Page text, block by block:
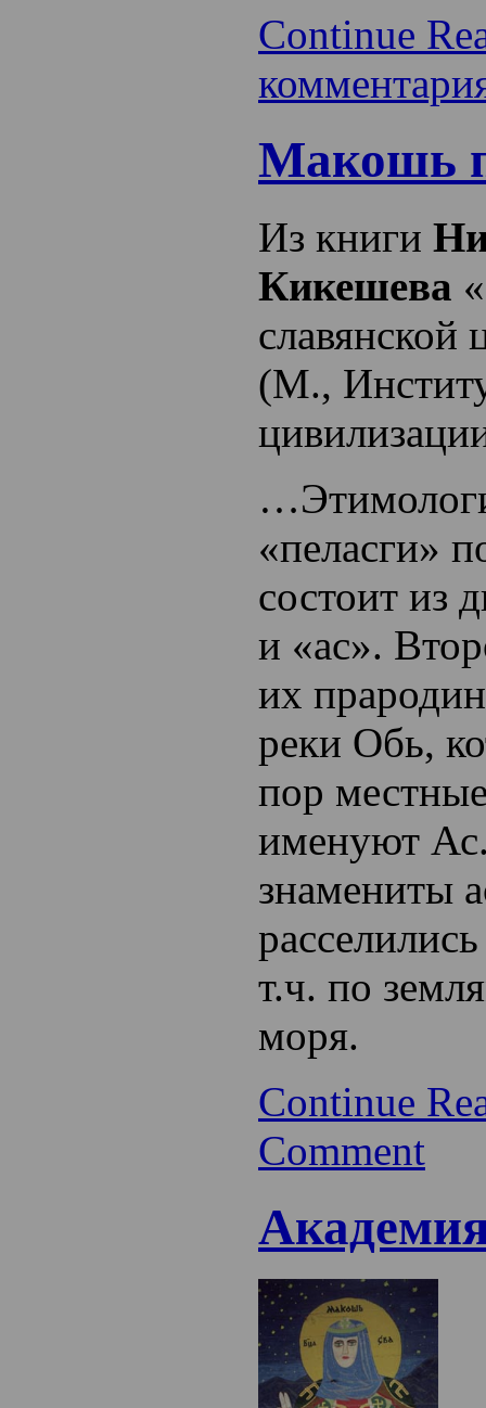
Continue
Макошь
Из книги
Кикешева
славянской
(М.,
«пеласги»
состоит из
и «ас».
их
реки Обь,
пор
именуют
знамениты
т.ч. по
моря.
Continue
Comment